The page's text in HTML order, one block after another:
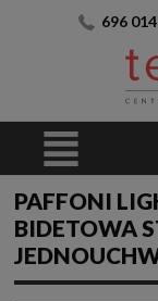
696
PAFFONI
BIDETOWA